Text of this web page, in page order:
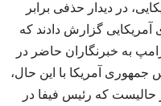
در دیدار حذفی برابر
آمریکایی گزارش دادند که
به خبرنگاران حاضر در
آمریکا با این حال،
حالیست که رئیس فیفا در